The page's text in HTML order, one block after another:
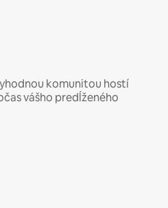
komunitou hostí
vášho predĺženého